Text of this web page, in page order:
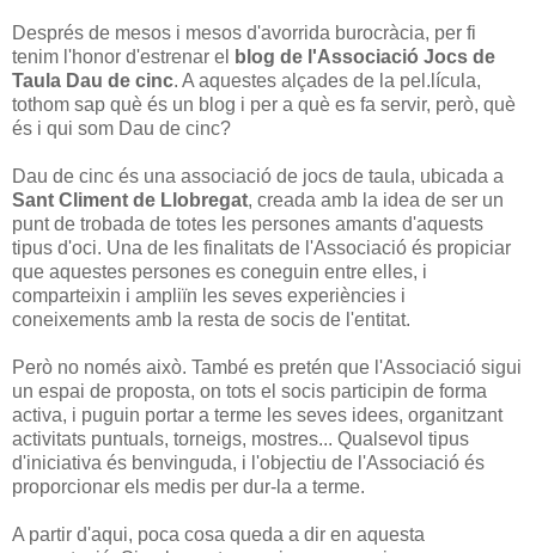
Després de mesos i mesos d'avorrida burocràcia, per fi
tenim l'honor d'estrenar el
blog de l'Associació Jocs de
Taula Dau de cinc. A aquestes alçades de la pel.lícula,
tothom sap què és un blog i per a què es fa servir, però, què
és i qui som Dau de cinc?
Dau de cinc és una associació de jocs de taula, ubicada a
Sant Climent de Llobregat, creada amb la idea de ser un
punt de trobada de totes les persones amants d'aquests
tipus d'oci. Una de les finalitats de l'Associació és propiciar
que aquestes persones es coneguin entre elles, i
comparteixin i ampliïn les seves experiències i
coneixements amb la resta de socis de l'entitat.
Però no només això. També es pretén que l'Associació sigui
un espai de proposta, on tots el socis participin de forma
activa, i puguin portar a terme les seves idees, organitzant
activitats puntuals, torneigs, mostres... Qualsevol tipus
d'iniciativa és benvinguda, i l'objectiu de l'Associació és
proporcionar els medis per dur-la a terme.
A partir d'aqui, poca cosa queda a dir en aquesta